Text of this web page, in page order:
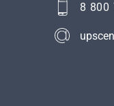
8 800